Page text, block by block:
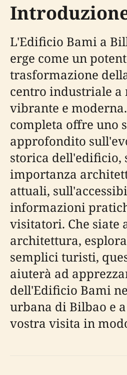
L'Edificio Bami a
erge come un
trasformazione
centro industriale
vibrante e
completa offre uno
approfondito
storica dell'edificio,
importanza
attuali,
informazioni
visitatori. Che siate
architettura,
semplici turisti,
aiuterà ad
dell'Edificio Bami
urbana di Bilbao e
vostra visita in